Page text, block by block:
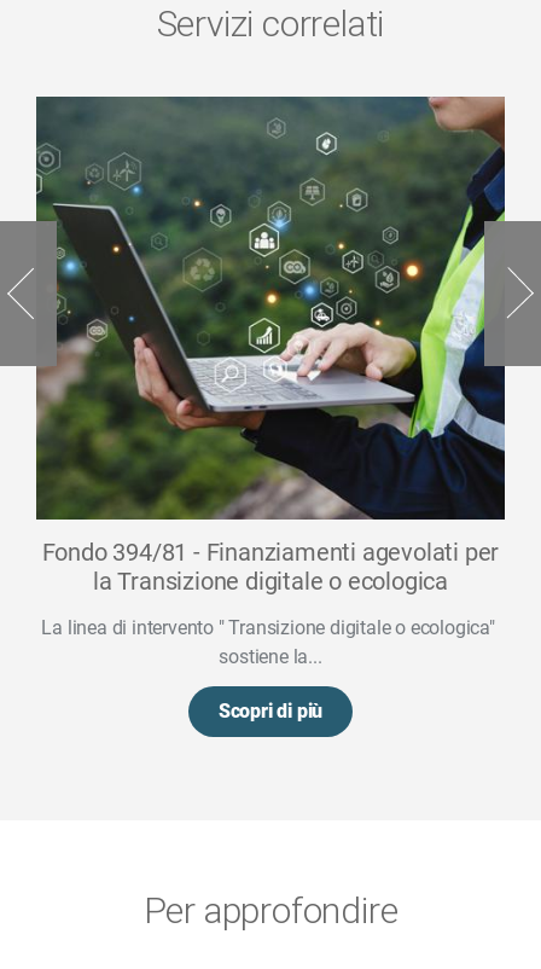
Servizi correlati
Fondo 394/81 - Finanziamenti agevolati per
la Transizione digitale o ecologica
La linea di intervento " Transizione digitale o ecologica"
sostiene la...
Scopri di più
Per approfondire